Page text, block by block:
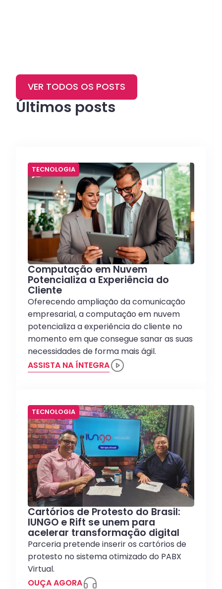
Últimos posts
VER TODOS OS POSTS
TECNOLOGIA
Computação em Nuvem
Potencializa a Experiência do
Cliente
Oferecendo ampliação da comunicação
empresarial, a computação em nuvem
potencializa a experiência do cliente no
momento em que consegue sanar as suas
necessidades de forma mais ágil.
ASSISTA NA ÍNTEGRA
TECNOLOGIA
Cartórios de Protesto do Brasil:
IUNGO e Rift se unem para
acelerar transformação digital
Parceria pretende inserir os cartórios de
protesto no sistema otimizado do PABX
Virtual.
OUÇA AGORA